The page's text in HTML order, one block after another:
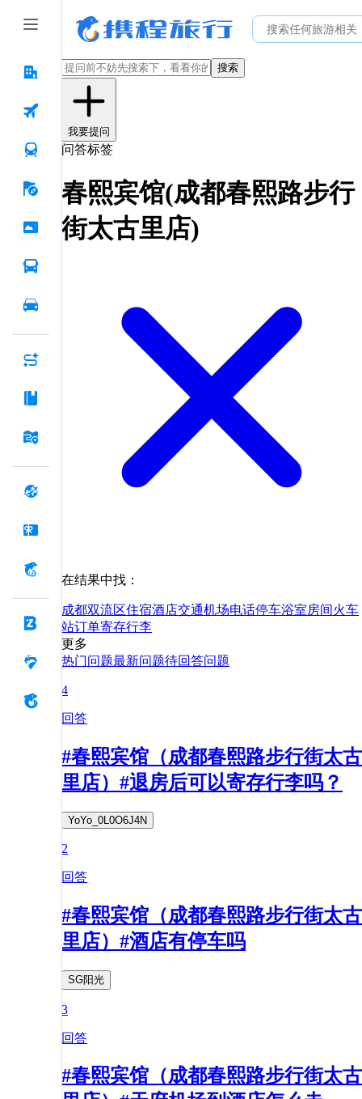
搜索
我要提问
问答标签
春熙宾馆(成都春熙路步行
街太古里店)
在结果中找：
成都双流区住宿酒店交通机场电话停车浴室房间火车
站订单寄存行李
更多
热门问题最新问题待回答问题
4
回答
#春熙宾馆（成都春熙路步行街太古
里店）#退房后可以寄存行李吗？
YoYo_0L0O6J4N
2
回答
#春熙宾馆（成都春熙路步行街太古
里店）#酒店有停车吗
SG阳光
3
回答
#春熙宾馆（成都春熙路步行街太古